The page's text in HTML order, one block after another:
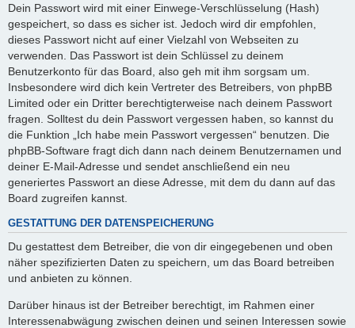
Dein Passwort wird mit einer Einwege-Verschlüsselung (Hash)
gespeichert, so dass es sicher ist. Jedoch wird dir empfohlen,
dieses Passwort nicht auf einer Vielzahl von Webseiten zu
verwenden. Das Passwort ist dein Schlüssel zu deinem
Benutzerkonto für das Board, also geh mit ihm sorgsam um.
Insbesondere wird dich kein Vertreter des Betreibers, von phpBB
Limited oder ein Dritter berechtigterweise nach deinem Passwort
fragen. Solltest du dein Passwort vergessen haben, so kannst du
die Funktion „Ich habe mein Passwort vergessen“ benutzen. Die
phpBB-Software fragt dich dann nach deinem Benutzernamen und
deiner E-Mail-Adresse und sendet anschließend ein neu
generiertes Passwort an diese Adresse, mit dem du dann auf das
Board zugreifen kannst.
GESTATTUNG DER DATENSPEICHERUNG
Du gestattest dem Betreiber, die von dir eingegebenen und oben
näher spezifizierten Daten zu speichern, um das Board betreiben
und anbieten zu können.
Darüber hinaus ist der Betreiber berechtigt, im Rahmen einer
Interessenabwägung zwischen deinen und seinen Interessen sowie